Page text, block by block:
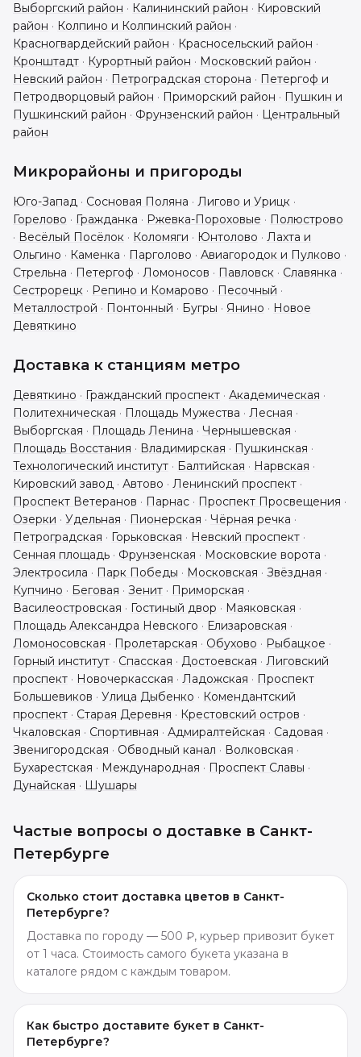
Выборгский район · Калининский район · Кировский
район · Колпино и Колпинский район ·
Красногвардейский район · Красносельский район ·
Кронштадт · Курортный район · Московский район ·
Невский район · Петроградская сторона · Петергоф и
Петродворцовый район · Приморский район · Пушкин и
Пушкинский район · Фрунзенский район · Центральный
район
Микрорайоны и пригороды
Юго-Запад · Сосновая Поляна · Лигово и Урицк ·
Горелово · Гражданка · Ржевка-Пороховые · Полюстрово
· Весёлый Посёлок · Коломяги · Юнтолово · Лахта и
Ольгино · Каменка · Парголово · Авиагородок и Пулково ·
Стрельна · Петергоф · Ломоносов · Павловск · Славянка ·
Сестрорецк · Репино и Комарово · Песочный ·
Металлострой · Понтонный · Бугры · Янино · Новое
Девяткино
Доставка к станциям метро
Девяткино · Гражданский проспект · Академическая ·
Политехническая · Площадь Мужества · Лесная ·
Выборгская · Площадь Ленина · Чернышевская ·
Площадь Восстания · Владимирская · Пушкинская ·
Технологический институт · Балтийская · Нарвская ·
Кировский завод · Автово · Ленинский проспект ·
Проспект Ветеранов · Парнас · Проспект Просвещения ·
Озерки · Удельная · Пионерская · Чёрная речка ·
Петроградская · Горьковская · Невский проспект ·
Сенная площадь · Фрунзенская · Московские ворота ·
Электросила · Парк Победы · Московская · Звёздная ·
Купчино · Беговая · Зенит · Приморская ·
Василеостровская · Гостиный двор · Маяковская ·
Площадь Александра Невского · Елизаровская ·
Ломоносовская · Пролетарская · Обухово · Рыбацкое ·
Горный институт · Спасская · Достоевская · Лиговский
проспект · Новочеркасская · Ладожская · Проспект
Большевиков · Улица Дыбенко · Комендантский
проспект · Старая Деревня · Крестовский остров ·
Чкаловская · Спортивная · Адмиралтейская · Садовая ·
Звенигородская · Обводный канал · Волковская ·
Бухарестская · Международная · Проспект Славы ·
Дунайская · Шушары
Частые вопросы о доставке в Санкт-
Петербурге
Сколько стоит доставка цветов в Санкт-
Петербурге?
Доставка по городу — 500 ₽, курьер привозит букет
от 1 часа. Стоимость самого букета указана в
каталоге рядом с каждым товаром.
Как быстро доставите букет в Санкт-
Петербурге?